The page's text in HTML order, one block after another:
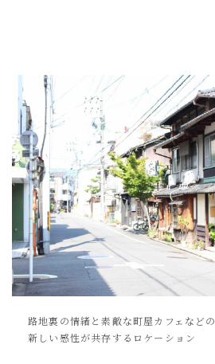
路地裏の情緒と素敵な町屋カフェなどの
新しい感性が共存するロケーション